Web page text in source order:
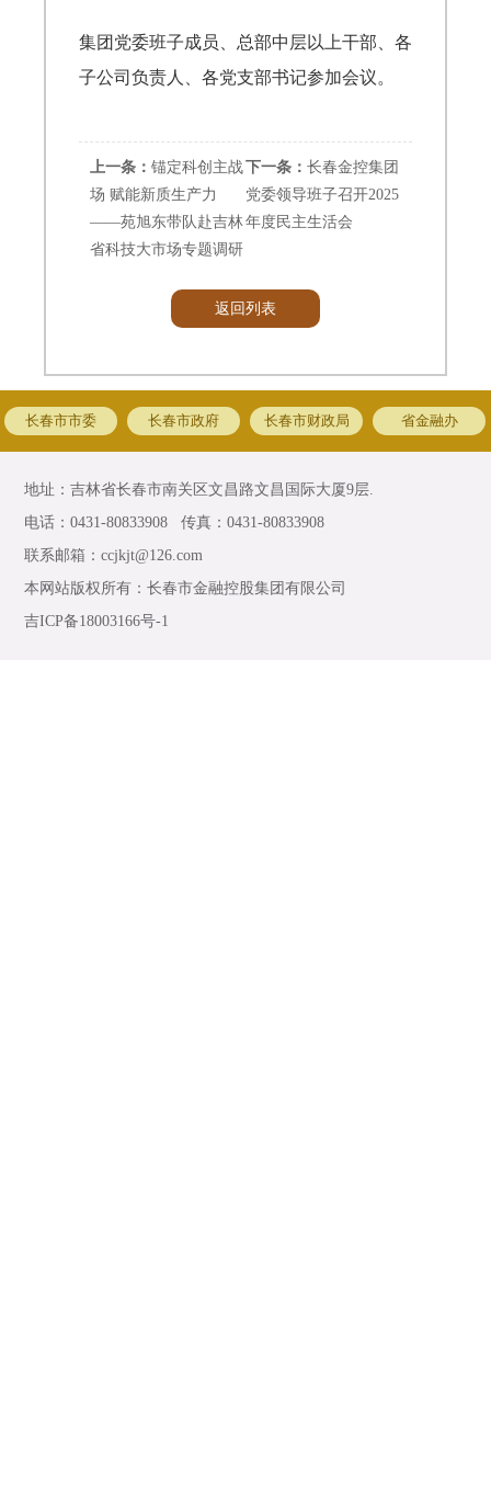
集团党委班子成员、总部中层以上干部、各
子公司负责人、各党支部书记参加会议。
上一条： 锚定科创主战
场 赋能新质生产力
——苑旭东带队赴吉林
省科技大市场专题调研
下一条： 长春金控集团
党委领导班子召开2025
年度民主生活会
返回列表
长春市市委 长春市政府 长春市财政局 省金融办
地址：吉林省长春市南关区文昌路文昌国际大厦9层.
电话：0431-80833908 传真：0431-80833908
联系邮箱：ccjkjt@126.com
本网站版权所有：长春市金融控股集团有限公司
吉ICP备18003166号-1